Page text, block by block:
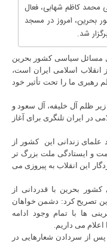
محمد کاظم شهابی، فعال
بحرین، امروز در مسجد
شد.
مسائل سیاسی کشور بحرین
انقلاب اسلامی ایران است،
ما را تحت تأثیر خود
بحرین زیر ظلم آل خلیفه، آل سعود و
در ایران تلنگری برای آغاز
علمای زندانی این کشور از
و ایستادگی ملت بزرگ تر
این انقلاب به پیروزی می
بحرین با قدردانی از
تصریح کرد: دشمن خواهان
ها با تمام وجود ادامه
می داریم.
از سردادن شعارهایی در